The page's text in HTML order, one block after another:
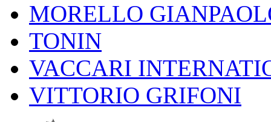
MORELLO
TONIN
VACCARI
VITTORIO GRIFONI